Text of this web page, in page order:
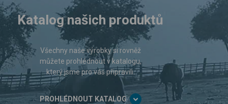
Katalog našich produktů
Všechny naše výrobky si rovněž
můžete prohlédnout v katalogu,
který jsme pro vás připravili.
PROHLÉDNOUT KATALOG